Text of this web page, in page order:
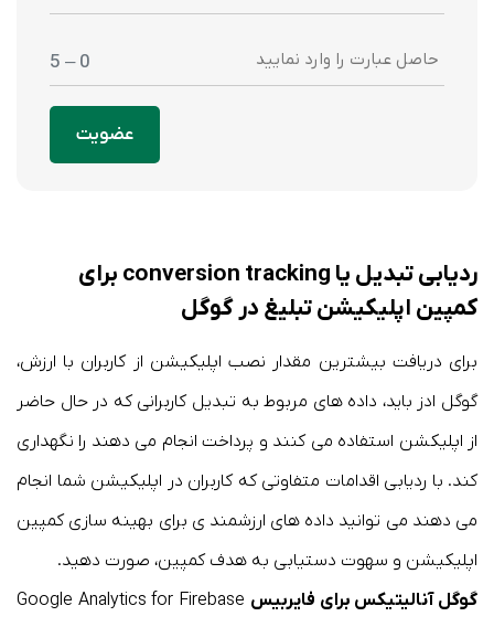
0 – 5
عضویت
ردیابی تبدیل یا conversion tracking برای
کمپین اپلیکیشن تبلیغ در گوگل
برای دریافت بیشترین مقدار نصب اپلیکیشن از کاربران با ارزش،
گوگل ادز باید، داده های مربوط به تبدیل کاربرانی که در حال حاضر
از اپلیکشن استفاده می کنند و پرداخت انجام می دهند را نگهداری
کند. با ردیابی اقدامات متفاوتی که کاربران در اپلیکیشن شما انجام
می دهند می توانید داده های ارزشمند ی برای بهینه سازی کمپین
اپلیکیشن و سهوت دستیابی به هدف کمپین، صورت دهید.
گوگل آنالیتیکس برای فایربیس Google Analytics for Firebase